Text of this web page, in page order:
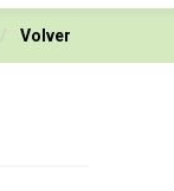
Volver